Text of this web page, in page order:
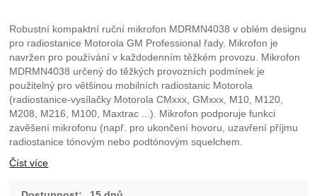
Robustní kompaktní ruční mikrofon MDRMN4038 v oblém designu
pro radiostanice Motorola GM Professional řady. Mikrofon je
navržen pro používání v každodenním těžkém provozu. Mikrofon
MDRMN4038 určený do těžkých provozních podmínek je
použitelný pro většinou mobilních radiostanic Motorola
(radiostanice-vysílačky Motorola CMxxx, GMxxx, M10, M120,
M208, M216, M100, Maxtrac ...). Mikrofon podporuje funkci
zavěšení mikrofonu (např. pro ukončení hovoru, uzavření příjmu
radiostanice tónovým nebo podtónovým squelchem.
Číst více